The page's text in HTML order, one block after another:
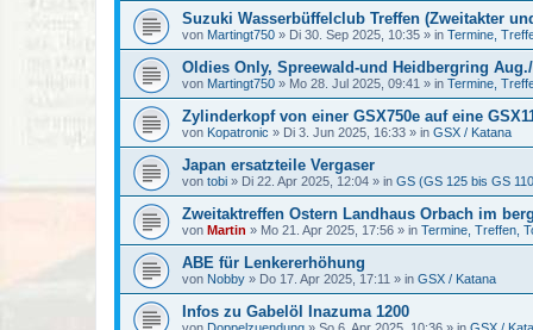
Suzuki Wasserbüffelclub Treffen (Zweitakter
von Martingt750 » Di 30. Sep 2025, 10:35 » in Termine,
Oldies Only, Spreewald-und Heidbergring
von Martingt750 » Mo 28. Jul 2025, 09:41 » in Termine,
Zylinderkopf von einer GSX750e auf eine
von Kopatronic » Di 3. Jun 2025, 16:33 » in GSX / Katana
Japan ersatzteile Vergaser
von tobi » Di 22. Apr 2025, 12:04 » in GS (GS 125 bis GS
Zweitaktreffen Ostern Landhaus Orbach im
von Martin » Mo 21. Apr 2025, 17:56 » in Termine, Treffen,
ABE für Lenkererhöhung
von Nobby » Do 17. Apr 2025, 17:11 » in GSX / Katana
Infos zu Gabelöl Inazuma 1200
von Doppelzuendung » So 6. Apr 2025, 10:36 » in GSX /